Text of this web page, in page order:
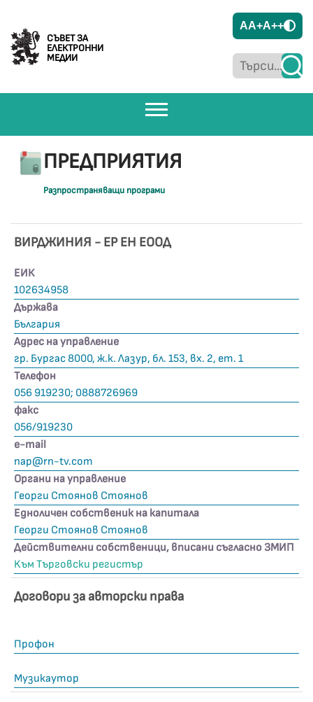
СЪВЕТ ЗА
ЕЛЕКТРОННИ
МЕДИИ
AA+A++
ПРЕДПРИЯТИЯ
Разпространяващи програми
ВИРДЖИНИЯ - ЕР ЕН ЕООД
ЕИК
102634958
Държава
България
Адрес на управление
гр. Бургас 8000, ж.к. Лазур, бл. 153, вх. 2, ет. 1
Телефон
056 919230; 0888726969
факс
056/919230
е-mail
nap@rn-tv.com
Органи на управление
Георги Стоянов Стоянов
Едноличен собственик на капитала
Георги Стоянов Стоянов
Действителни собственици, вписани съгласно ЗМИП
Kъм Търговски регистър
Договори за авторски права
Профон
Музикаутор